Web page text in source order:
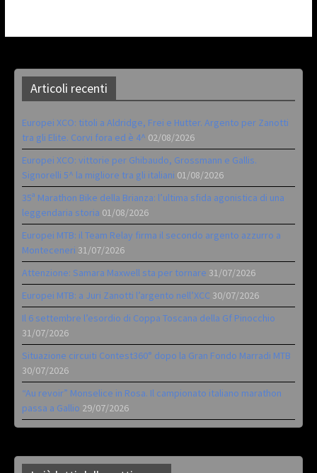
Articoli recenti
Europei XCO: titoli a Aldridge, Frei e Hutter. Argento per Zanotti
tra gli Elite. Corvi fora ed è 4^ 02/08/2026
Europei XCO: vittorie per Ghibaudo, Grossmann e Gallis.
Signorelli 5^ la migliore tra gli italiani 01/08/2026
35ª Marathon Bike della Brianza: l’ultima sfida agonistica di una
leggendaria storia 01/08/2026
Europei MTB: il Team Relay firma il secondo argento azzurro a
Monteceneri 31/07/2026
Attenzione: Samara Maxwell sta per tornare 31/07/2026
Europei MTB: a Juri Zanotti l’argento nell’XCC 30/07/2026
Il 6 settembre l’esordio di Coppa Toscana della Gf Pinocchio
31/07/2026
Situazione circuiti Contest360° dopo la Gran Fondo Marradi MTB
30/07/2026
“Au revoir” Monselice in Rosa. Il campionato italiano marathon
passa a Gallio 29/07/2026